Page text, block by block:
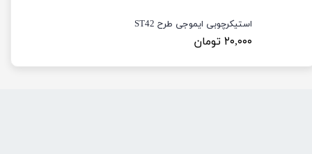
استیکرچوبی ایموجی طرح ST42
۲۰,۰۰۰ تومان